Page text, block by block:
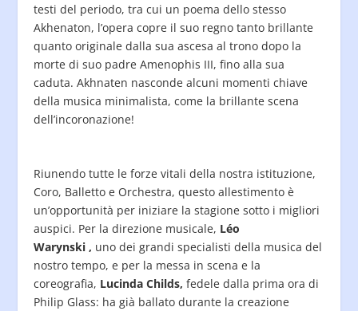
testi del periodo, tra cui un poema dello stesso
Akhenaton, l’opera copre il suo regno tanto brillante
quanto originale dalla sua ascesa al trono dopo la
morte di suo padre Amenophis III, fino alla sua
caduta. Akhnaten nasconde alcuni momenti chiave
della musica minimalista, come la brillante scena
dell’incoronazione!
Riunendo tutte le forze vitali della nostra istituzione,
Coro, Balletto e Orchestra, questo allestimento è
un’opportunità per iniziare la stagione sotto i migliori
auspici. Per la direzione musicale, Léo
Warynski , uno dei grandi specialisti della musica del
nostro tempo, e per la messa in scena e la
coreografia, Lucinda Childs,fedele dalla prima ora di
Philip Glass: ha già ballato durante la creazione